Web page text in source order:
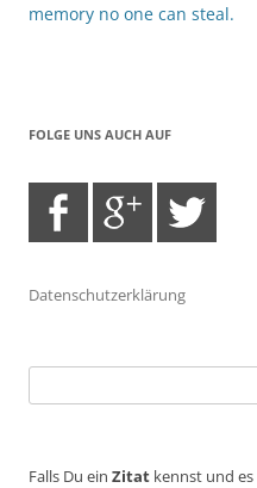
memory no one can steal.
FOLGE UNS AUCH AUF
Datenschutzerklärung
nach:
Falls Du ein Zitat kennst und